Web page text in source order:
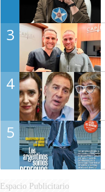
3
4
5
Espacio Publicitario